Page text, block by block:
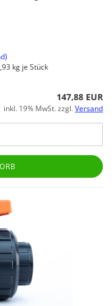
kg je Stück
147,88 EUR
inkl. 19% MwSt. zzgl.Versand